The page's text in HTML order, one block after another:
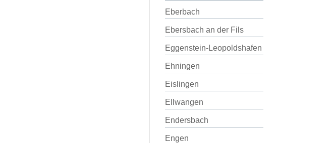
Eberbach
Ebersbach an der Fils
Eggenstein-Leopoldshafen
Ehningen
Eislingen
Ellwangen
Endersbach
Engen